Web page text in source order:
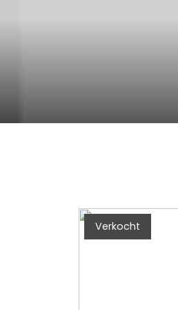
Verkocht